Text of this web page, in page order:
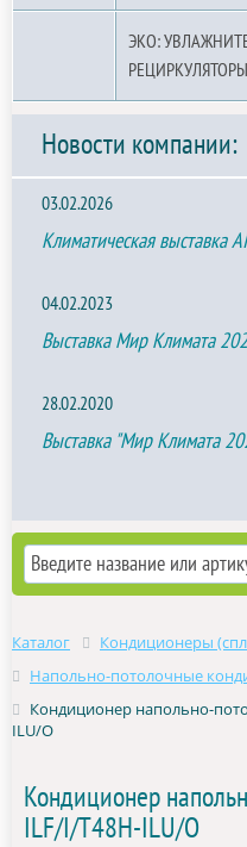
ЭКО:
Новости компании:
03.02.2026
Климатическая выставка
04.02.2023
Выставка Мир Климата
28.02.2020
Выставка "Мир Климата
Каталог
Кондиционеры
Напольно-потолочные
Кондиционер напольно-
ILU/O
Кондиционер
ILF/I/T48H-ILU/O